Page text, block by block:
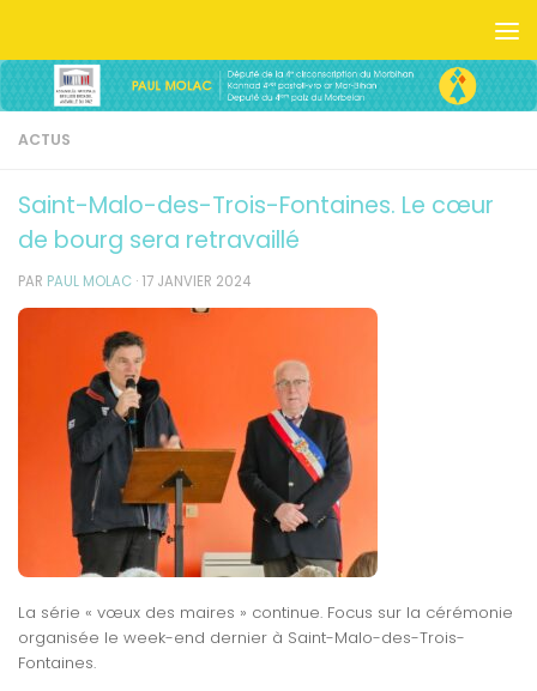
ACTUS
Saint-Malo-des-Trois-Fontaines. Le cœur
de bourg sera retravaillé
PAR PAUL MOLAC · 17 JANVIER 2024
La série « vœux des maires » continue. Focus sur la cérémonie
organisée le week-end dernier à Saint-Malo-des-Trois-
Fontaines.